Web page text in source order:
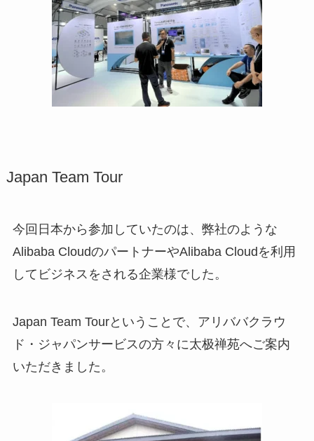
Japan Team Tour
今回日本から参加していたのは、弊社のような
Alibaba CloudのパートナーやAlibaba Cloudを利用
してビジネスをされる企業様でした。
Japan Team Tourということで、アリババクラウ
ド・ジャパンサービスの方々に太极禅苑へご案内
いただきました。